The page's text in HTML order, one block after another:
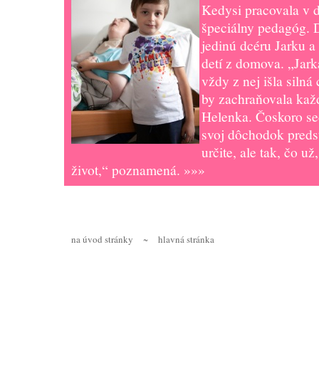
Kedysi pracovala v
špeciálny pedagóg.
jedinú dcéru Jarku
detí z domova.
vždy z nej išla silná
by zachraňovala
Helenka. Čoskoro
svoj dôchodok
určite, ale tak, čo
život,“ poznamená. »»»
na úvod stránky ~ hlavná stránka